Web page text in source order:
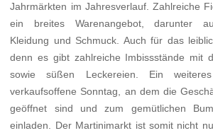
Jahrmärkten im Jahresverlauf. Zahlreiche
ein breites Warenangebot, darunter
Kleidung und Schmuck. Auch für das
denn es gibt zahlreiche Imbissstände mit
sowie süßen Leckereien. Ein
verkaufsoffene Sonntag, an dem die
geöffnet sind und zum gemütlichen
einladen. Der Martinimarkt ist somit nicht